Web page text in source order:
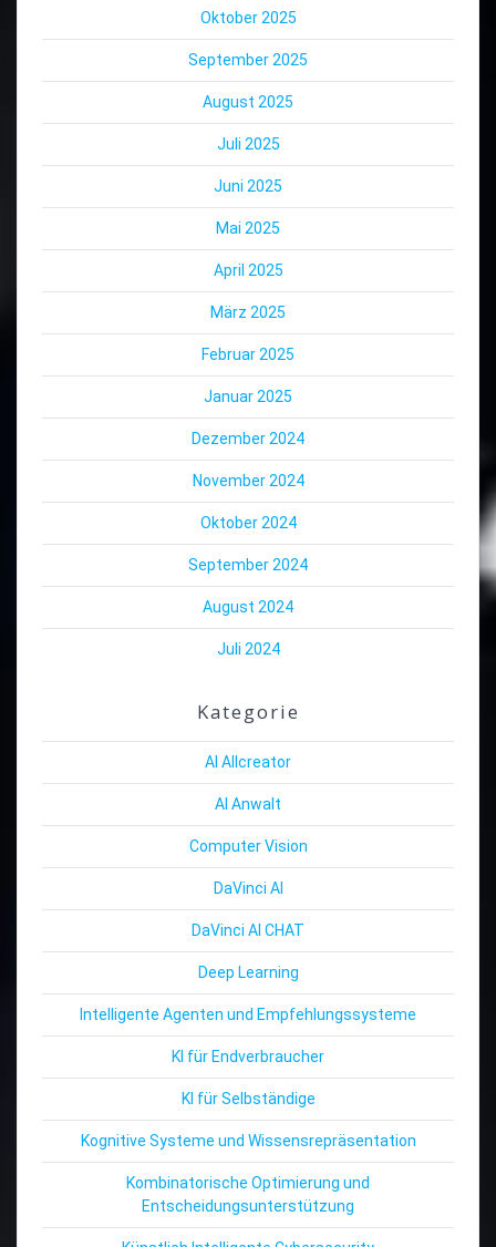
Oktober 2025
September 2025
August 2025
Juli 2025
Juni 2025
Mai 2025
April 2025
März 2025
Februar 2025
Januar 2025
Dezember 2024
November 2024
Oktober 2024
September 2024
August 2024
Juli 2024
Kategorie
AI Allcreator
AI Anwalt
Computer Vision
DaVinci AI
DaVinci AI CHAT
Deep Learning
Intelligente Agenten und Empfehlungssysteme
KI für Endverbraucher
KI für Selbständige
Kognitive Systeme und Wissensrepräsentation
Kombinatorische Optimierung und
Entscheidungsunterstützung